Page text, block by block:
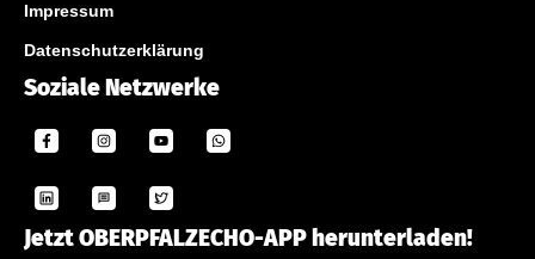
Impressum
Datenschutzerklärung
Soziale Netzwerke
Jetzt OBERPFALZECHO-APP herunterladen!